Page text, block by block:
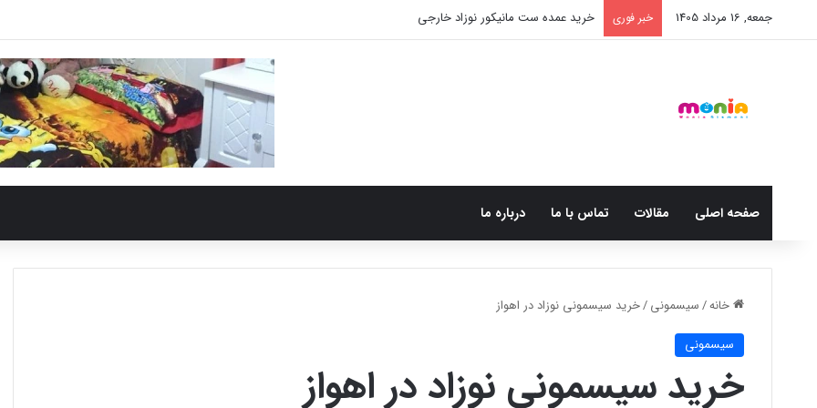
جمعه, 16 مرداد 1405 خبر فوری خرید عمده ست مانیکور نوزاد خارجی
صفحه اصلی مقالات تماس با ما درباره ما
خانه/ سیسمونی/خرید سیسمونی نوزاد در اهواز
سیسمونی
خرید سیسمونی نوزاد در اهواز